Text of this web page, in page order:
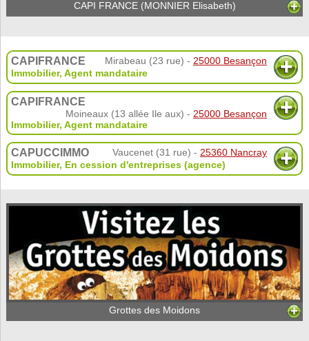
CAPI FRANCE (MONNIER Elisabeth)
CAPIFRANCE Mirabeau (23 rue) - 25000 Besançon
Immobilier, Agent mandataire
CAPIFRANCE
Moineaux (13 allée Ile aux) - 25000 Besançon
Immobilier, Agent mandataire
CAPUCCIMMO Vaucenet (31 rue) - 25360 Nancray
Immobilier, En cession d'entreprises (agence)
Grottes des Moidons